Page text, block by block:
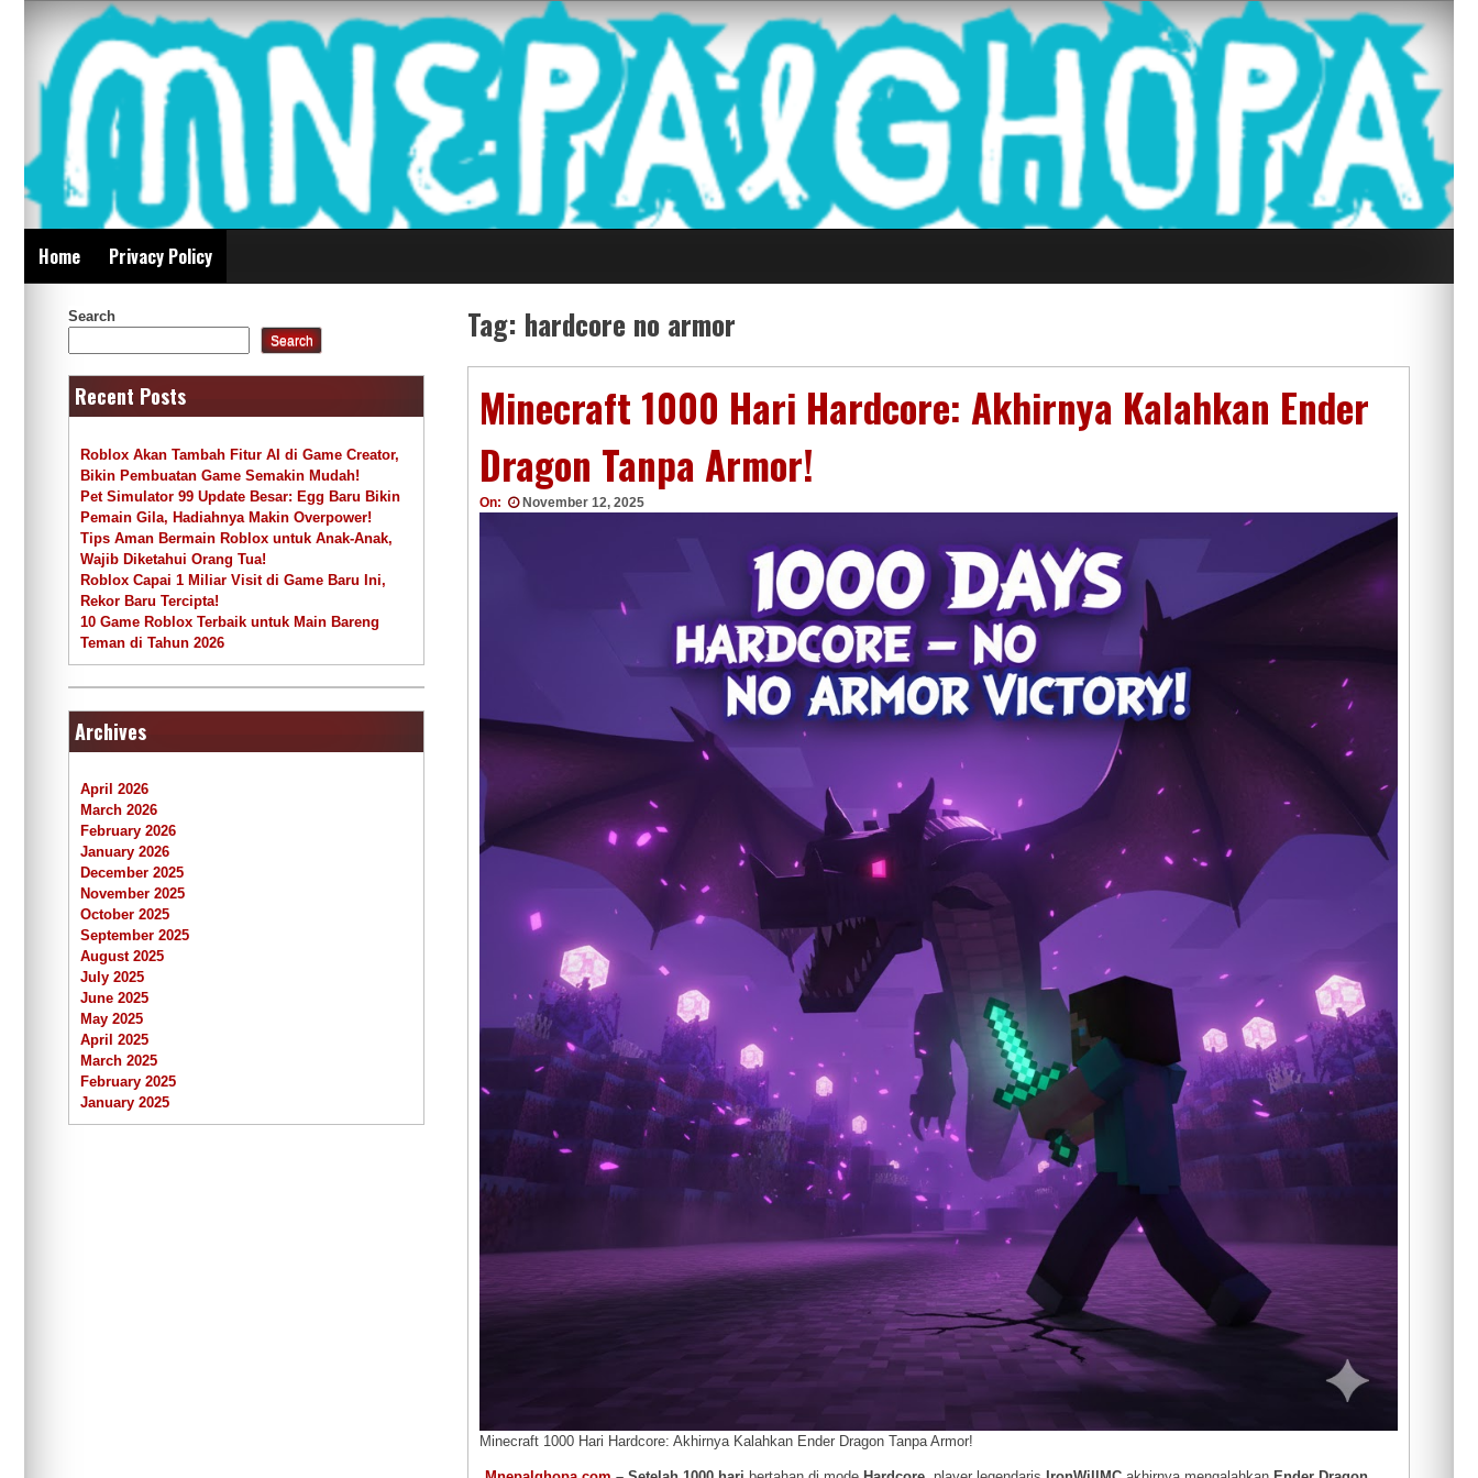
content
Mnepalghopa Review Game Terkini Paling Seluruh Di
Indonesia
Home Privacy Policy
Tag: hardcore no armor
Minecraft 1000 Hari Hardcore: Akhirnya Kalahkan Ender
Dragon Tanpa Armor!
On: November 12, 2025
Minecraft 1000 Hari Hardcore: Akhirnya Kalahkan Ender Dragon Tanpa Armor!
Search
Search
Recent Posts
Roblox Akan Tambah Fitur AI di Game Creator,
Bikin Pembuatan Game Semakin Mudah!
Pet Simulator 99 Update Besar: Egg Baru Bikin
Pemain Gila, Hadiahnya Makin Overpower!
Tips Aman Bermain Roblox untuk Anak-Anak,
Wajib Diketahui Orang Tua!
Roblox Capai 1 Miliar Visit di Game Baru Ini,
Rekor Baru Tercipta!
10 Game Roblox Terbaik untuk Main Bareng
Teman di Tahun 2026
Archives
April 2026
March 2026
February 2026
January 2026
December 2025
November 2025
October 2025
September 2025
August 2025
July 2025
June 2025
May 2025
April 2025
March 2025
February 2025
January 2025